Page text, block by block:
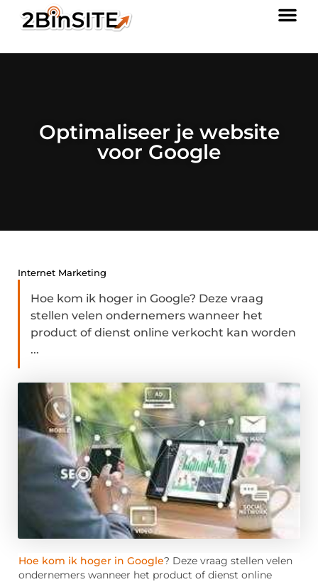
Optimaliseer je website
voor Google
Internet Marketing
Hoe kom ik hoger in Google? Deze vraag
stellen velen ondernemers wanneer het
product of dienst online verkocht kan worden
...
Hoe kom ik hoger in Google? Deze vraag stellen velen
ondernemers wanneer het product of dienst online